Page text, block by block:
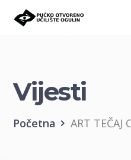
Vijesti
Početna ART TEČAJ